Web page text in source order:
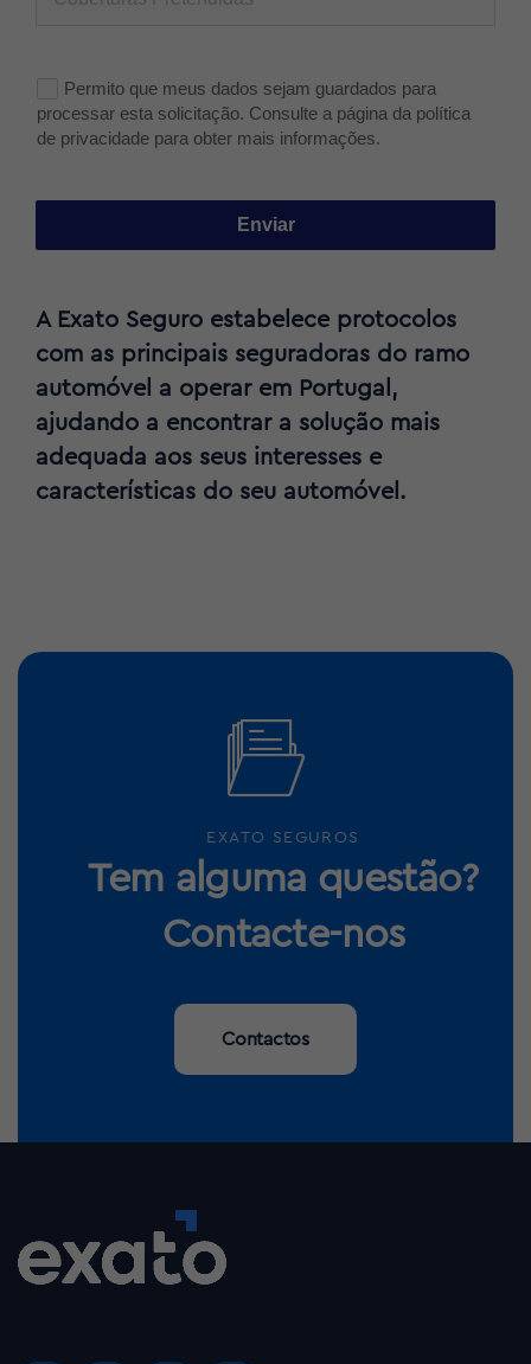
Permito que meus dados sejam guardados para
processar esta solicitação. Consulte a página da política
de privacidade para obter mais informações.
Enviar
A Exato Seguro estabelece protocolos
com as principais seguradoras do ramo
automóvel a operar em Portugal,
ajudando a encontrar a solução mais
adequada aos seus interesses e
características do seu automóvel.
EXATO SEGUROS
Tem alguma questão?
Contacte-nos
Contactos